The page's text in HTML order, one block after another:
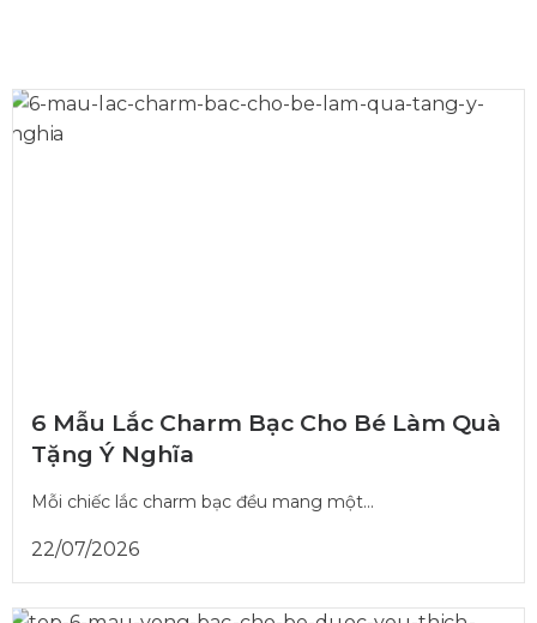
6 Mẫu Lắc Charm Bạc Cho Bé Làm Quà
Tặng Ý Nghĩa
Mỗi chiếc lắc charm bạc đều mang một...
22/07/2026